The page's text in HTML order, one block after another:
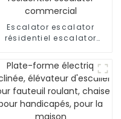
Escalator escalator
résidentiel escalator